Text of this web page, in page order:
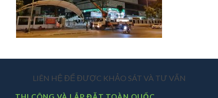
LIÊN HỆ ĐỂ ĐƯỢC KHẢO SÁT VÀ TƯ VẤN